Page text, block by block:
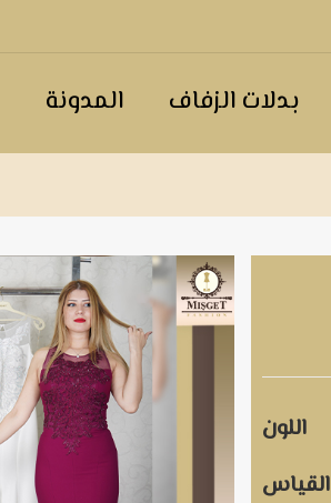
بدلات الزفاف المدونة
اللون
القياس